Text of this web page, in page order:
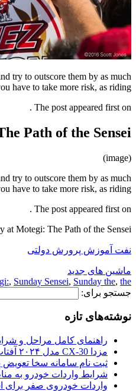
try to outscore them by as much
have to take more risk, as riding […]
The post appeared first on .
Path of the Sensei
(image)
try to outscore them by as much
have to take more risk, as riding […]
The post appeared first on .
at Motegi: The Path of the Sensei
نفت آموزش پرورش دولتی
ماشین های جدید
, Sunday Sensei, Sunday the, the
جستجو برای:
نوشته‌های تازه
راهنمای کامل مراحل و شرایط
مزدا CX-30 مدل ۲۰۲۴ آفتاب خودرو؛ بررسی و مشخصات فنی
ثبت نام سامانه سخا
شرایط واردات خودرو به
واردات خودروی صفر